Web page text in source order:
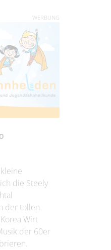
WERBUNG
die Steely
der tollen
Wirt
der 60er